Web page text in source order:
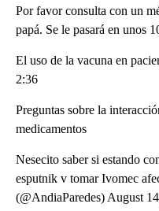
Por favor consulta con un
papá. Se le pasará en unos
El uso de la vacuna en
2:36
Preguntas sobre la
medicamentos
Nesecito saber si estando
esputnik v tomar Ivomec
(@AndiaParedes) August